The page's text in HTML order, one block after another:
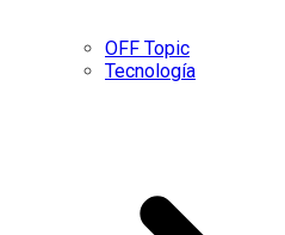
OFF Topic
Tecnología